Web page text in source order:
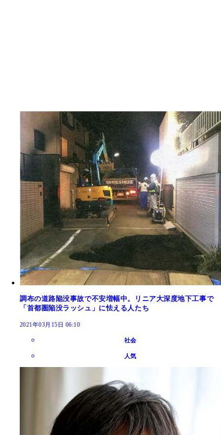
調布の道路陥没事故で不安増幅中。リニア大深度地下工事で
「首都圏陥没ラッシュ」に怯える人たち
2021年03月15日 06:10
社会
人気